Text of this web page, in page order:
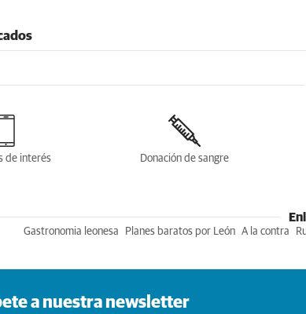
de interés Donación de sangre
Gastronomia leonesa Planes baratos por León A la contra
a nuestra newsletter